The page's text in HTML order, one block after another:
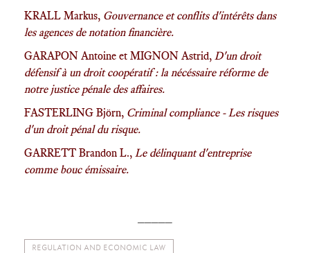
KRALL Markus, Gouvernance et conflits d'intérêts dans
les agences de notation financière.
GARAPON Antoine et MIGNON Astrid, D'un droit
défensif à un droit coopératif : la nécéssaire réforme de
notre justice pénale des affaires.
FASTERLING Björn, Criminal compliance - Les risques
d'un droit pénal du risque.
GARRETT Brandon L., Le délinquant d'entreprise
comme bouc émissaire.
REGULATION AND ECONOMIC LAW